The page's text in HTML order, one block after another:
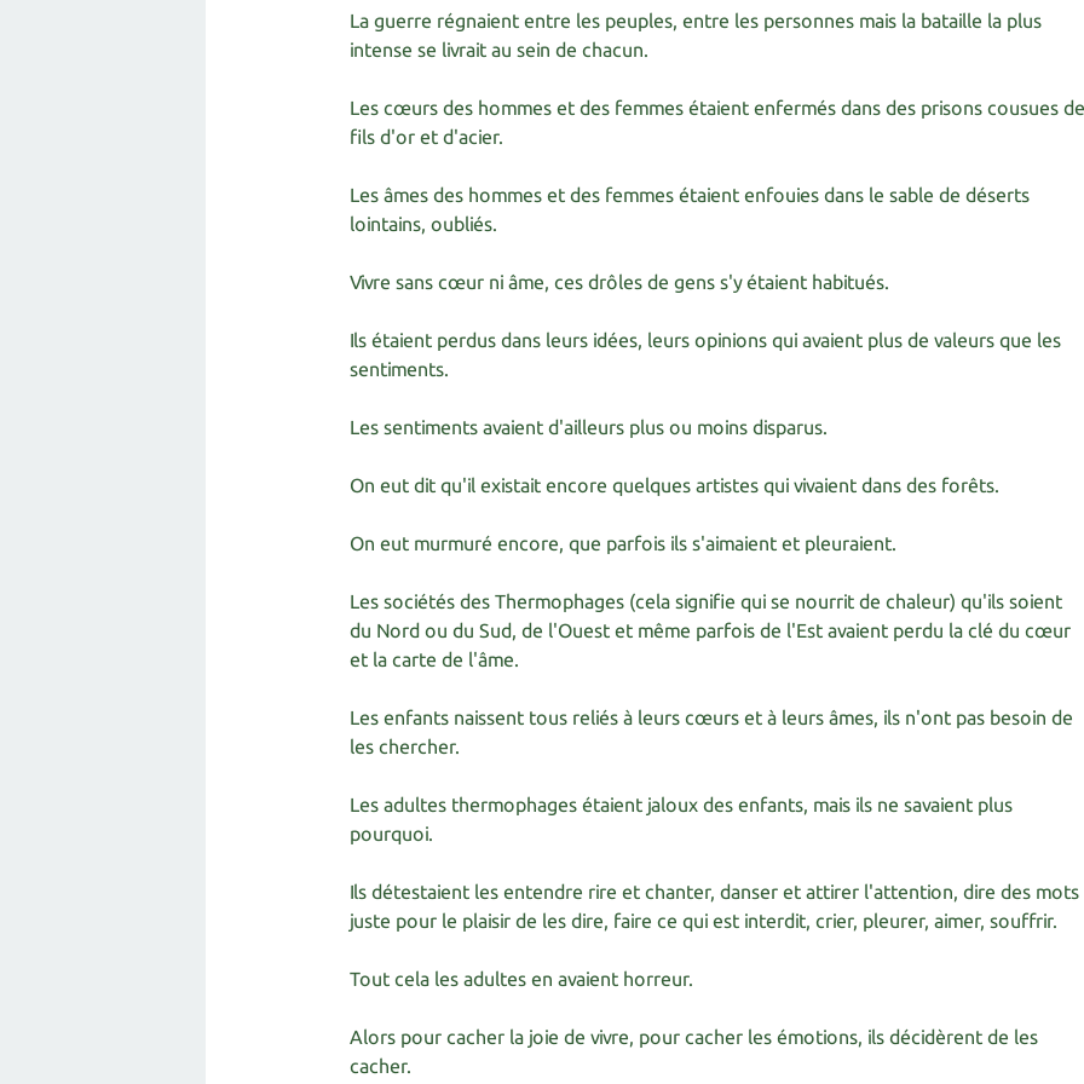
La guerre régnaient entre les peuples, entre les personnes mais la bataille la plus
intense se livrait au sein de chacun.
Les cœurs des hommes et des femmes étaient enfermés dans des prisons cousues
fils d'or et d'acier.
Les âmes des hommes et des femmes étaient enfouies dans le sable de déserts
lointains, oubliés.
Vivre sans cœur ni âme, ces drôles de gens s'y étaient habitués.
Ils étaient perdus dans leurs idées, leurs opinions qui avaient plus de valeurs que les
sentiments.
Les sentiments avaient d'ailleurs plus ou moins disparus.
On eut dit qu'il existait encore quelques artistes qui vivaient dans des forêts.
On eut murmuré encore, que parfois ils s'aimaient et pleuraient.
Les sociétés des Thermophages (cela signifie qui se nourrit de chaleur) qu'ils soient
du Nord ou du Sud, de l'Ouest et même parfois de l'Est avaient perdu la clé du cœur
et la carte de l'âme.
Les enfants naissent tous reliés à leurs cœurs et à leurs âmes, ils n'ont pas besoin de
les chercher.
Les adultes thermophages étaient jaloux des enfants, mais ils ne savaient plus
pourquoi.
Ils détestaient les entendre rire et chanter, danser et attirer l'attention, dire des mots
juste pour le plaisir de les dire, faire ce qui est interdit, crier, pleurer, aimer, souffrir.
Tout cela les adultes en avaient horreur.
Alors pour cacher la joie de vivre, pour cacher les émotions, ils décidèrent de les
cacher.